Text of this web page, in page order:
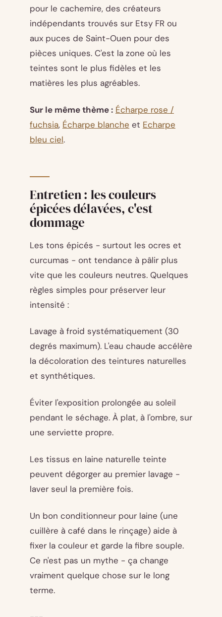
pour le cachemire, des créateurs
indépendants trouvés sur Etsy FR ou
aux puces de Saint-Ouen pour des
pièces uniques. C'est la zone où les
teintes sont le plus fidèles et les
matières les plus agréables.
Sur le même thème : Écharpe rose /
fuchsia, Écharpe blanche et Echarpe
bleu ciel.
Entretien : les couleurs
épicées délavées, c'est
dommage
Les tons épicés - surtout les ocres et
curcumas - ont tendance à pâlir plus
vite que les couleurs neutres. Quelques
règles simples pour préserver leur
intensité :
Lavage à froid systématiquement (30
degrés maximum). L'eau chaude accélère
la décoloration des teintures naturelles
et synthétiques.
Éviter l'exposition prolongée au soleil
pendant le séchage. À plat, à l'ombre, sur
une serviette propre.
Les tissus en laine naturelle teinte
peuvent dégorger au premier lavage -
laver seul la première fois.
Un bon conditionneur pour laine (une
cuillère à café dans le rinçage) aide à
fixer la couleur et garde la fibre souple.
Ce n'est pas un mythe - ça change
vraiment quelque chose sur le long
terme.